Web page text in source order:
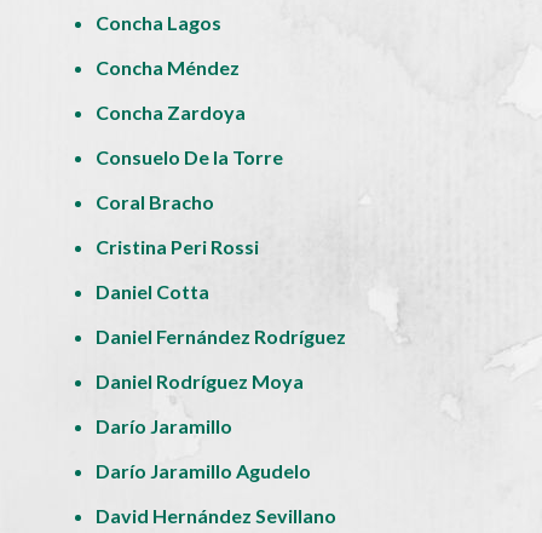
Concha Lagos
Concha Méndez
Concha Zardoya
Consuelo De la Torre
Coral Bracho
Cristina Peri Rossi
Daniel Cotta
Daniel Fernández Rodríguez
Daniel Rodríguez Moya
Darío Jaramillo
Darío Jaramillo Agudelo
David Hernández Sevillano